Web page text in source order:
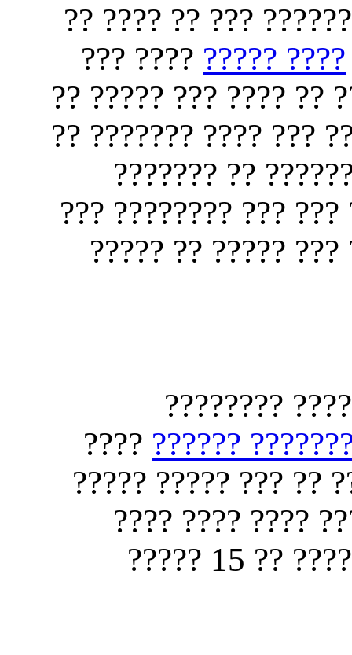
?? ?????? ??????
???? ?????
???? ???
????? ???????
??? ??? ??? ????????
?????? ????
??????? ??????
???? ??????
??? ??
???????
????
????? ?? ????
??????? ???????
?????